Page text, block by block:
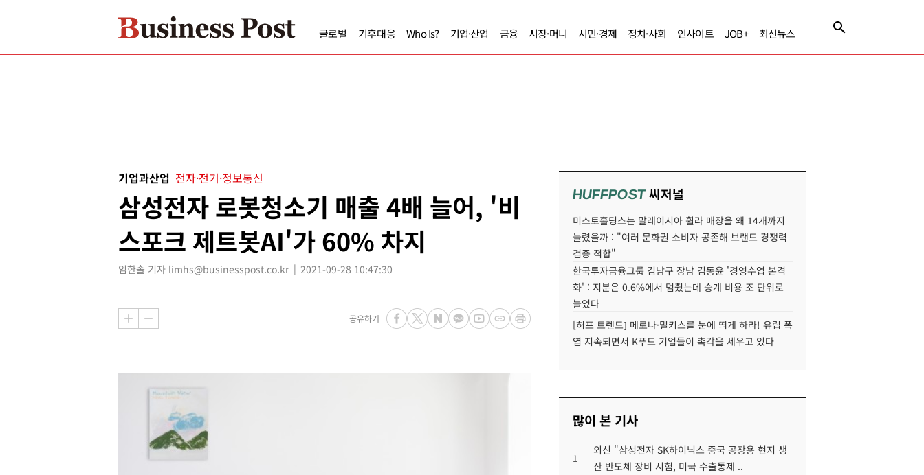
글로벌 기후대응 Who Is? 기업·산업 금융 시장·머니 시민·경제 정치·사회 인사이트 JOB+ 최신뉴스
기업과산업 전자·전기·정보통신
삼성전자 로봇청소기 매출 4배 늘어, '비
스포크 제트봇AI'가 60% 차지
임한솔 기자 limhs@businesspost.co.kr 2021-09-28 10:47:30
공유하기
HUFFPOST씨저널
미스토홀딩스는 말레이시아 휠라 매장을 왜 14개까지
늘렸을까 : "여러 문화권 소비자 공존해 브랜드 경쟁력
검증 적합"
한국투자금융그룹 김남구 장남 김동윤 '경영수업 본격
화' : 지분은 0.6%에서 멈췄는데 승계 비용 조 단위로
늘었다
[허프 트렌드] 메로나·밀키스를 눈에 띄게 하라! 유럽 폭
염 지속되면서 K푸드 기업들이 촉각을 세우고 있다
많이 본 기사
1
외신 "삼성전자 SK하이닉스 중국 공장용 현지 생
산 반도체 장비 시험, 미국 수출통제 ..